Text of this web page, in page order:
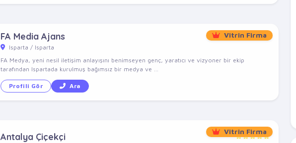
Vitrin Firma
FA Media Ajans
Isparta / Isparta
FA Medya, yeni nesil iletişim anlayışını benimseyen genç, yaratıcı ve vizyoner bir ekip
tarafından Ispartada kurulmuş bağımsız bir medya ve ...
Profili Gör Ara
Vitrin Firma
Antalya Çiçekçi